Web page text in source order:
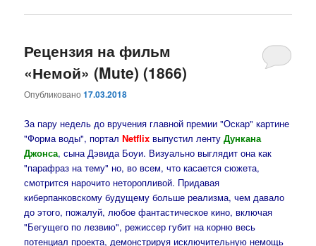
Рецензия на фильм
«Немой» (Mute) (1866)
Опубликовано17.03.2018
За пару недель до вручения главной премии "Оскар" картине
"Форма воды", портал Netflix выпустил ленту Дункана
Джонса, сына Дэвида Боуи. Визуально выглядит она как
"парафраз на тему" но, во всем, что касается сюжета,
смотрится нарочито неторопливой. Придавая
киберпанковскому будущему больше реализма, чем давало
до этого, пожалуй, любое фантастическое кино, включая
"Бегущего по лезвию", режиссер губит на корню весь
потенциал проекта, демонстрируя исключительную немощь